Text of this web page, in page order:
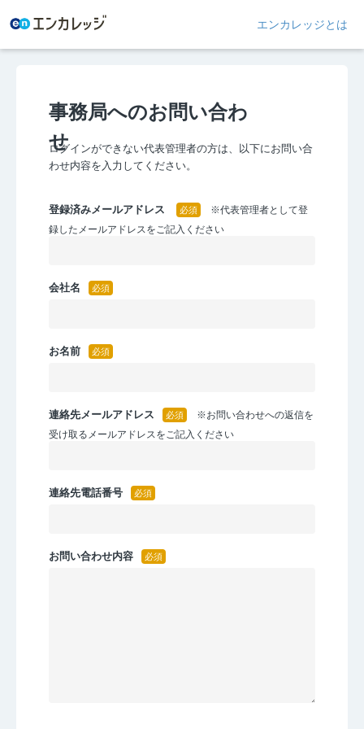
エンカレッジとは
事務局へのお問い合わ
せ
ログインができない代表管理者の方は、以下にお問い合
わせ内容を入力してください。
登録済みメールアドレス
※代表管理者として登
録したメールアドレスをご記入ください
会社名
お名前
連絡先メールアドレス
※お問い合わせへの返信を
受け取るメールアドレスをご記入ください
連絡先電話番号
お問い合わせ内容